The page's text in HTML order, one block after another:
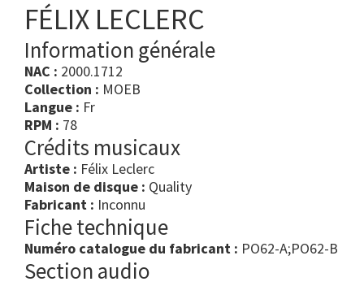
FÉLIX LECLERC
Information générale
NAC : 2000.1712
Collection : MOEB
Langue : Fr
RPM : 78
Crédits musicaux
Artiste : Félix Leclerc
Maison de disque : Quality
Fabricant : Inconnu
Fiche technique
Numéro catalogue du fabricant : PO62-A;PO62-B
Section audio